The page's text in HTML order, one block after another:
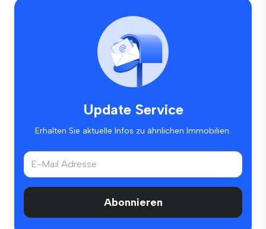
Update Service
Erhalten Sie aktuelle Infos zu ähnlichen Immobilien.
Abonnieren